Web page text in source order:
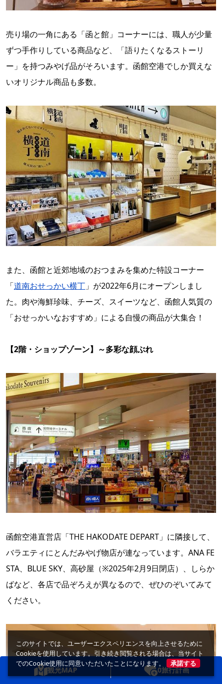
売り場の一角にある「函と館」コーナーには、職人が少量
ずつ手作りしている商品など、「語りたくなるストーリ
ー」を持つみやげ品がそろいます。函館空港でしか買えな
いオリジナル商品も多数。
また、函館と近郊地域のおつまみを集めた特設コーナー
「道南おせっかい横丁 」が2022年6月にオープンしまし
た。肉や海鮮珍味、チーズ、スイーツなど、函館人気質の
「おせっかいなおすすめ」による自慢の商品が大集合！
【2階・ショップゾーン】～多彩な顔ぶれ
函館空港直営店「THE HAKODATE DEPART」に隣接して、
バラエティにとんだみやげ物店が連なっています。ANA FE
STA、BLUE SKY、高砂屋（※2025年2月9日閉店）、しらか
ばなど、各店で品ぞろえが異なるので、ぜひのぞいてみて
ください。
観光MAP 0旅行計画
このサイトでは、ユーザーエクスペリエンスを向上させるために
Cookieを使用しています。引き続き閲覧される場合は、当サイト
でのCookie使用に同意いただいたことになります。
承諾する